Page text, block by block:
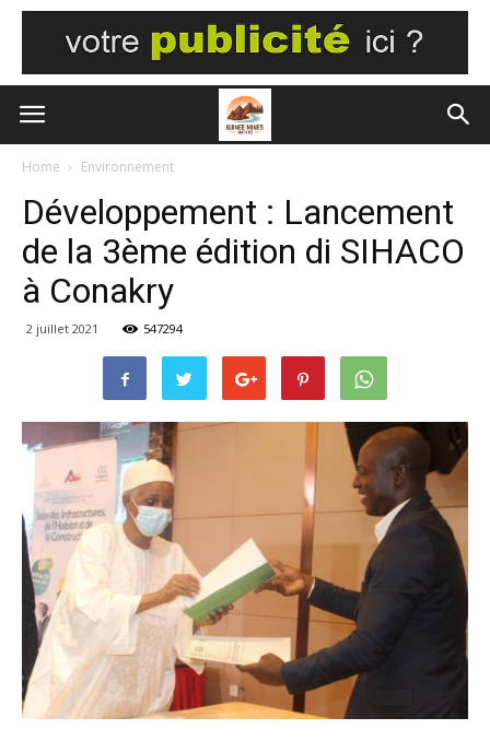
Home Environnement
Développement : Lancement
de la 3ème édition di SIHACO
à Conakry
2 juillet 2021 547294